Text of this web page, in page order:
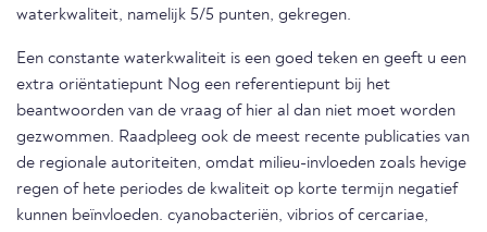
waterkwaliteit, namelijk 5/5 punten, gekregen.
Een constante waterkwaliteit is een goed teken en geeft u een
extra oriëntatiepunt Nog een referentiepunt bij het
beantwoorden van de vraag of hier al dan niet moet worden
gezwommen. Raadpleeg ook de meest recente publicaties van
de regionale autoriteiten, omdat milieu-invloeden zoals hevige
regen of hete periodes de kwaliteit op korte termijn negatief
kunnen beïnvloeden. cyanobacteriën, vibrios of cercariae,